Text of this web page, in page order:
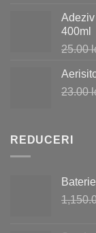
400ml
25.00
23.00
REDUCERI